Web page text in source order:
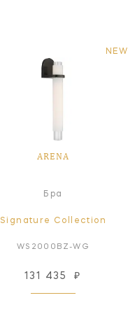
NEW
ARENA
Бра
Signature Collection
WS2000BZ-WG
131 435 ₽